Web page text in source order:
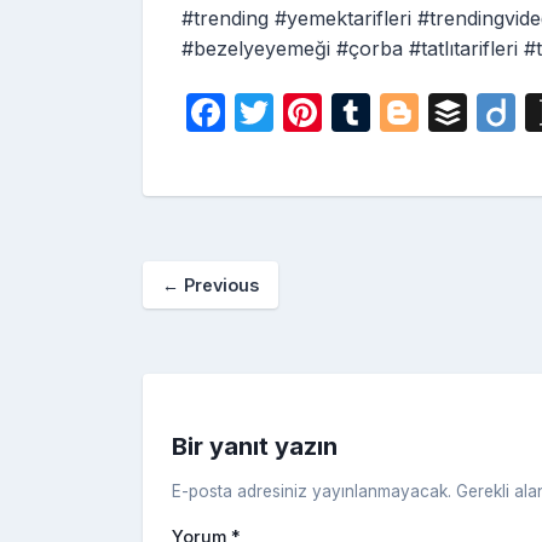
#trending #yemektarifleri
#bezelyeyemeği #çorba #tatlıtarifleri
F
c
b
o
T
itt
Pi
er
T
m
Bl
g
B
fe o
← Previous
Bir yanıt yazın
E-posta adresiniz yayınlanmayacak. Gerekli
Yorum *